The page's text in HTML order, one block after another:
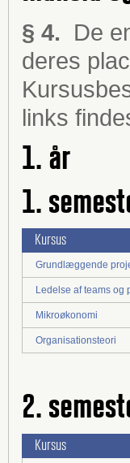
§ 4. De
deres
links
1. år
1.
Kursus
Grundlæggende
Ledelse af teams og
Mikroøkonomi
Organisationsteori
2.
Kursus